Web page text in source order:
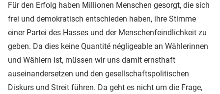
Für den Erfolg haben Millionen Menschen gesorgt, die sich
frei und demokratisch entschieden haben, ihre Stimme
einer Partei des Hasses und der Menschenfeindlichkeit zu
geben. Da dies keine Quantité négligeable an Wählerinnen
und Wählern ist, müssen wir uns damit ernsthaft
auseinandersetzen und den gesellschaftspolitischen
Diskurs und Streit führen. Da geht es nicht um die Frage,